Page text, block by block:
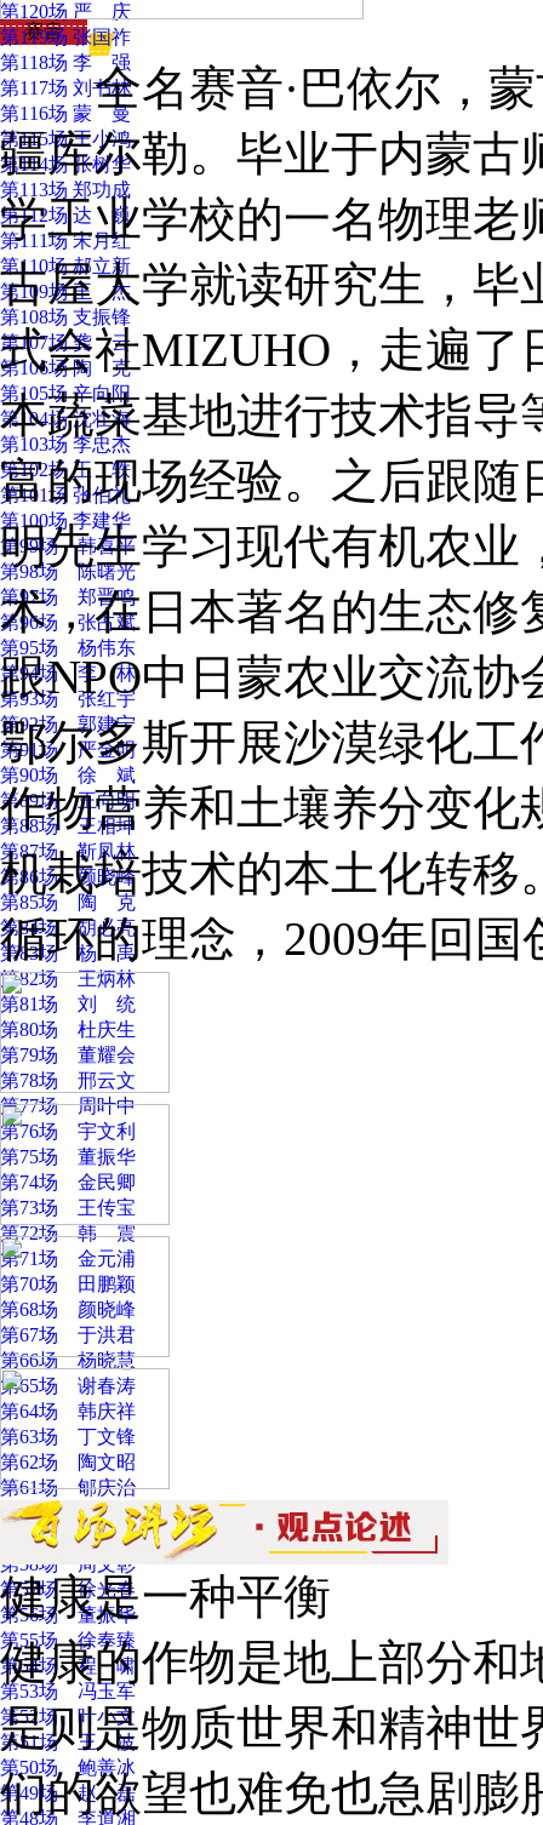
第120场 严 庆
第119场 张国祚
第118场 李 强
第117场 刘书林
第116场 蒙 曼
第115场 王小鸿
第114场 张树华
第113场 郑功成
第112场 达 巍
第111场 宋月红
第110场 郝立新
第109场 王 杰
第108场 支振锋
第107场 龚 云
第106场 陶 克
第105场 辛向阳
第104场 沈壮海
第103场 李忠杰
第102场 王 轶
第101场 张伯礼
第100场 李建华
第99场 韩喜平
第98场 陈曙光
第97场 郑晋鸣
第96场 张占斌
第95场 杨伟东
第94场 李 林
第93场 张红宇
第92场 郭建宁
第91场 严金明
第90场 徐 斌
第89场 王向明
第88场 王相坤
第87场 靳凤林
第86场 颜晓峰
第85场 陶 克
第84场 胡必亮
第83场 杨 禹
第82场 王炳林
第81场 刘 统
第80场 杜庆生
第79场 董耀会
第78场 邢云文
第77场 周叶中
第76场 宇文利
第75场 董振华
第74场 金民卿
第73场 王传宝
第72场 韩 震
第71场 金元浦
第70场 田鹏颖
第68场 颜晓峰
第67场 于洪君
第66场 杨晓慧
第65场 谢春涛
第64场 韩庆祥
第63场 丁文锋
第62场 陶文昭
第61场 郇庆治
第60场 邓纯东
第59场 莫纪宏
第58场 周文彰
第57场 徐光春
第56场 董振华
第55场 徐奉臻
第54场 程 啸
第53场 冯玉军
第52场 叶小文
第51场 王 波
第50场 鲍善冰
第49场 赵 磊
第48场 李道湘
赛音
全名赛音·巴依尔，蒙
疆库尔勒。毕业于内蒙古
学工业学校的一名物理老
古屋大学就读研究生，毕
式会社MIZUHO，走遍了
本蔬菜基地进行技术指导
富的现场经验。之后跟随
明先生学习现代有机农业
术，在日本著名的生态修
跟NPO中日蒙农业交流
鄂尔多斯开展沙漠绿化工
作物营养和土壤养分变化
机栽培技术的本土化转移
循环的理念，2009年回
健康是一种平衡
健康的作物是地上部分和
是则是物质世界和精神世
们的欲望也难免也急剧膨